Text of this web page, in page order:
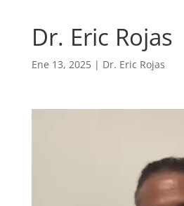
Dr. Eric Rojas
Ene 13, 2025| Dr. Eric Rojas